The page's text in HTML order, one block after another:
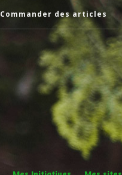
Commander des articles